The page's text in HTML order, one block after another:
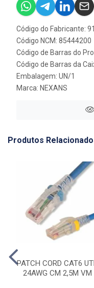
Código do Fabricante:
Código NCM: 85444200
Código de Barras do
Código de Barras da
Embalagem: UN/1
Marca: NEXANS
Produtos
PATCH CORD CAT6
24AWG CM 2,5M VM